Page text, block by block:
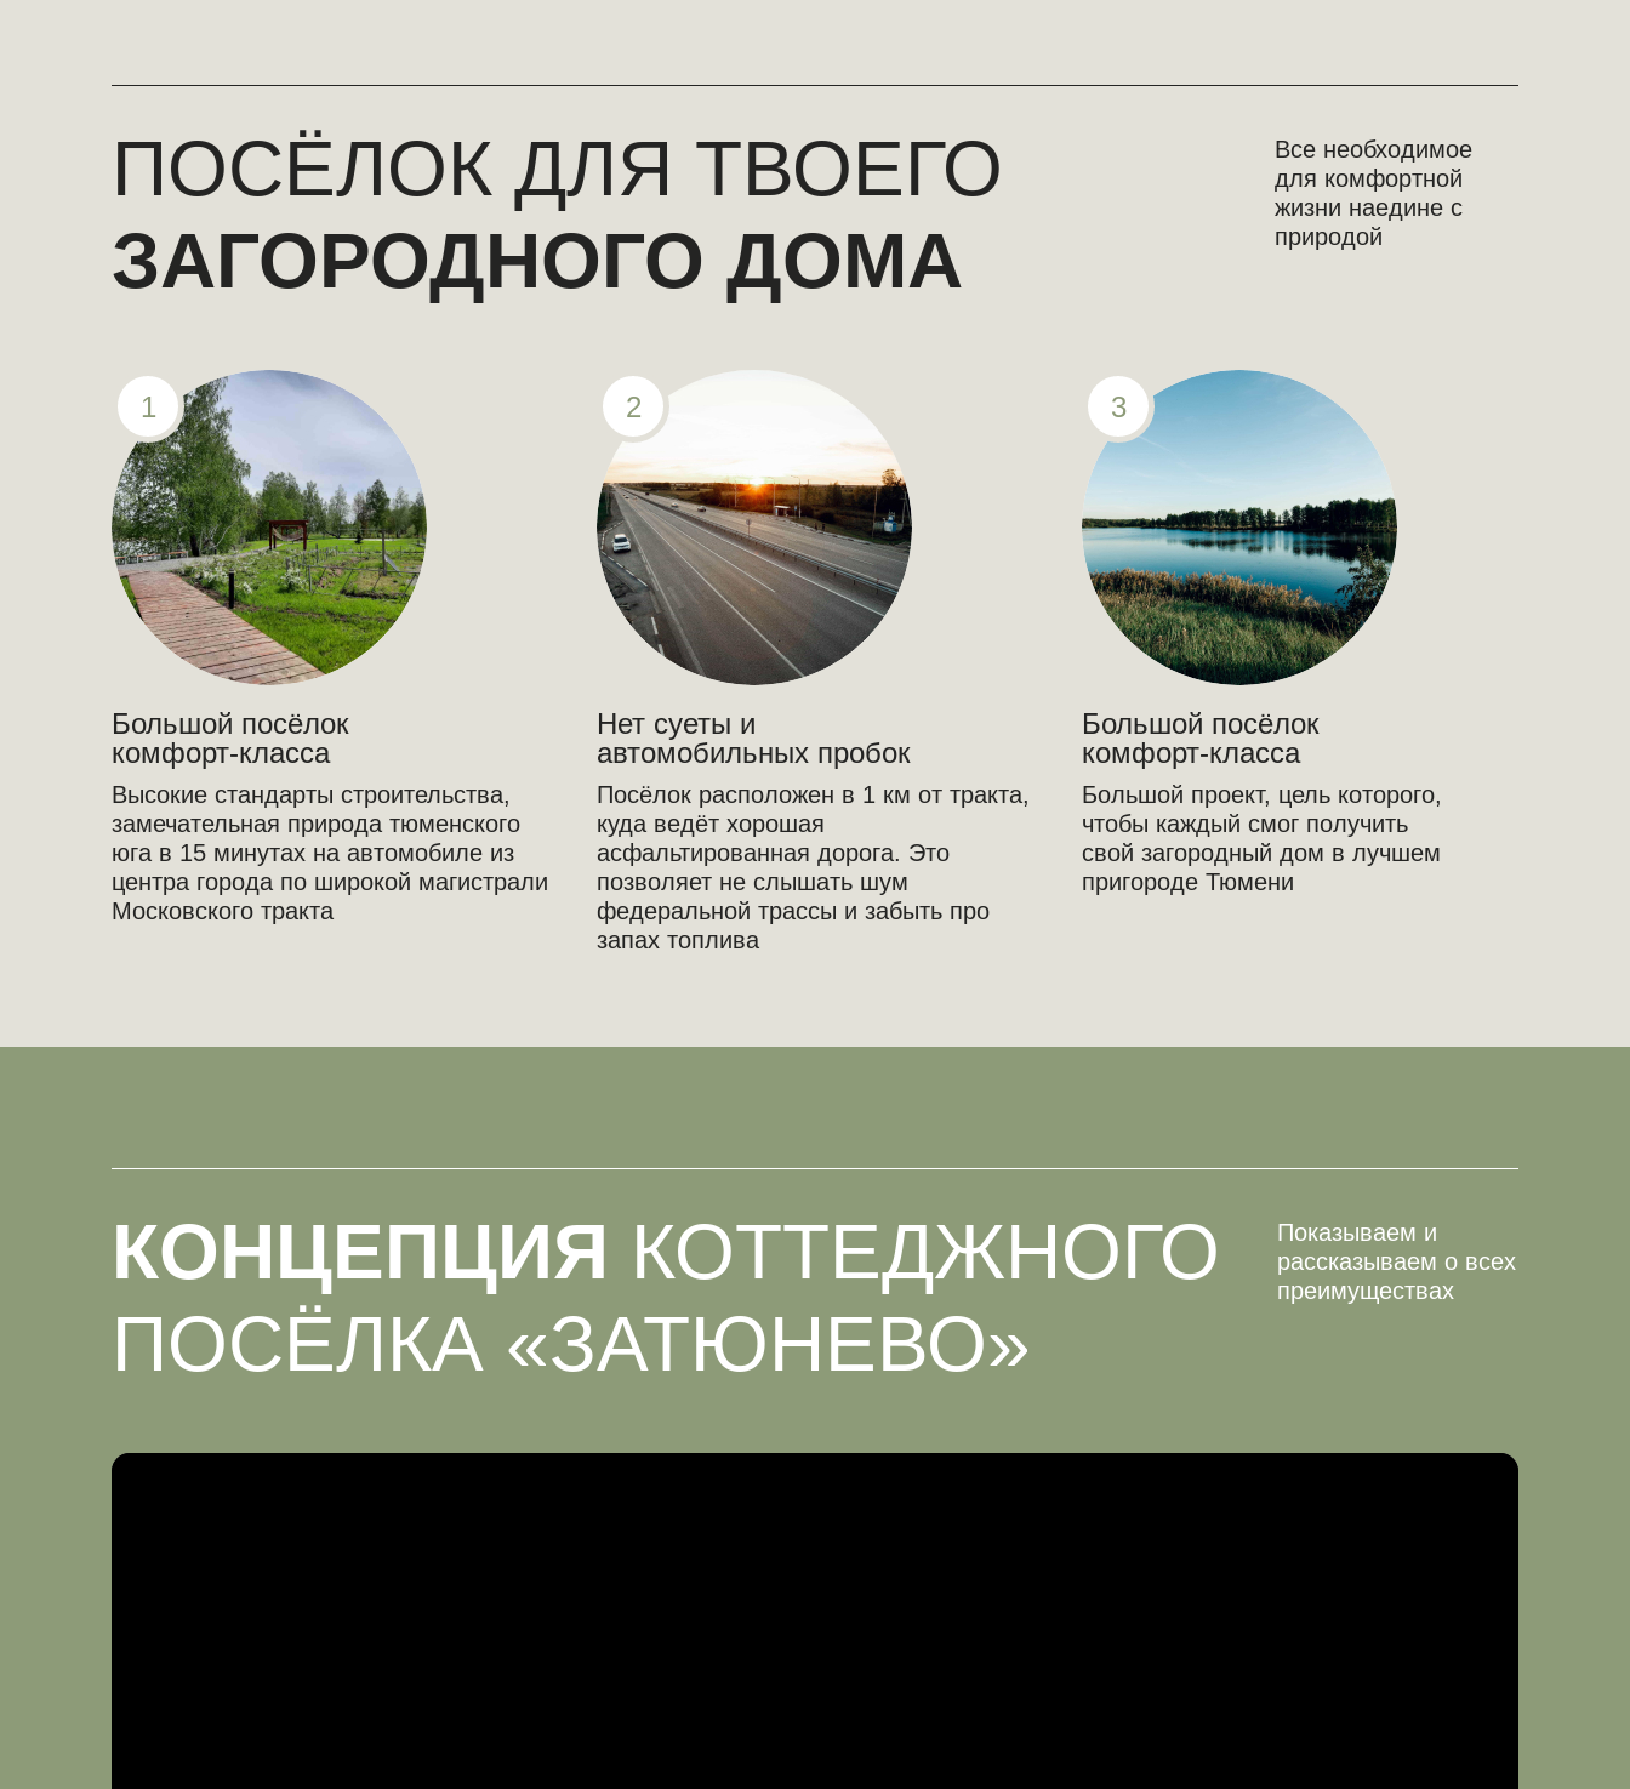
ПОСЁЛОК ДЛЯ ТВОЕГО
ЗАГОРОДНОГО ДОМА
Все необходимое
для комфортной
жизни наедине с
природой
Большой посёлок
комфорт-класса
Высокие стандарты строительства,
замечательная природа тюменского
юга в 15 минутах на автомобиле из
центра города по широкой магистрали
Московского тракта
1
Нет суеты и
автомобильных пробок
Посёлок расположен в 1 км от тракта,
куда ведёт хорошая
асфальтированная дорога. Это
позволяет не слышать шум
федеральной трассы и забыть про
запах топлива
2
Большой посёлок
комфорт-класса
Большой проект, цель которого,
чтобы каждый смог получить
свой загородный дом в лучшем
пригороде Тюмени
3
КОНЦЕПЦИЯ КОТТЕДЖНОГО
ПОСЁЛКА «ЗАТЮНЕВО»
Показываем и
рассказываем о всех
преимуществах